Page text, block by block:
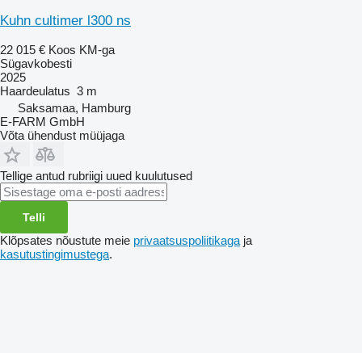
Kuhn cultimer l300 ns
22 015 € Koos KM-ga
Sügavkobesti
2025
Haardeulatus 3 m
Saksamaa, Hamburg
E-FARM GmbH
Võta ühendust müüjaga
Tellige antud rubriigi uued kuulutused
Telli
Klõpsates nõustute meie privaatsuspoliitikaga ja
kasutustingimustega.